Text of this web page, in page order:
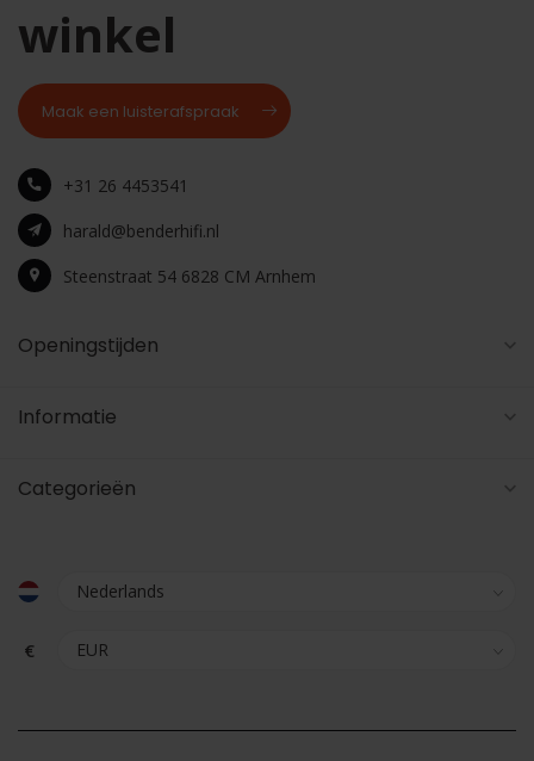
winkel
Maak een luisterafspraak
+31 26 4453541
harald@benderhifi.nl
Steenstraat 54 6828 CM Arnhem
Openingstijden
Informatie
Categorieën
€